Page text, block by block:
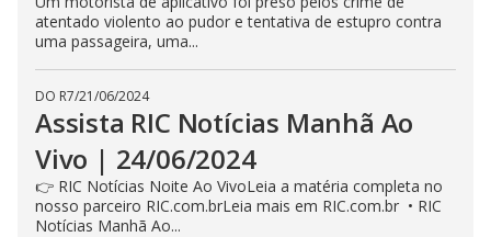
atentado violento ao pudor e tentativa de estupro contra
uma passageira, uma...
DO R7/21/06/2024
Assista RIC Notícias Manhã Ao
Vivo | 24/06/2024
👉 RIC Notícias Noite Ao VivoLeia a matéria completa no
nosso parceiro RIC.com.brLeia mais em RIC.com.br • RIC
Notícias Manhã Ao...